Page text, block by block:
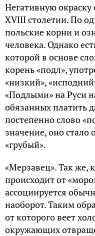
Негативную
XVIII столетии. По
польские корни и
человека. Однако
которой в основе
корень «подл»,
«низкий»,
«Подлыми» на Руси
обязанных платить
постепенно слово
значение, оно стало
«грубый».
«Мерзавец». Так же,
происходит от
ассоциируется
наоборот. Таким
от которого веет
окружающих